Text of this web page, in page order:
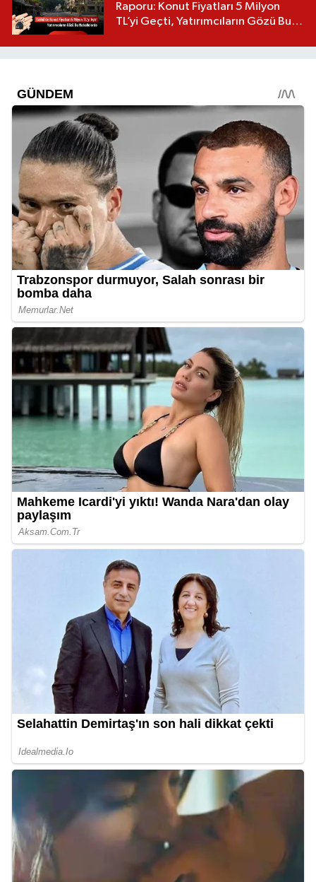
Raporu: Konut Fiyatları 5 Milyon
TL’yi Geçti, Yatırımcıların Gözü Bu